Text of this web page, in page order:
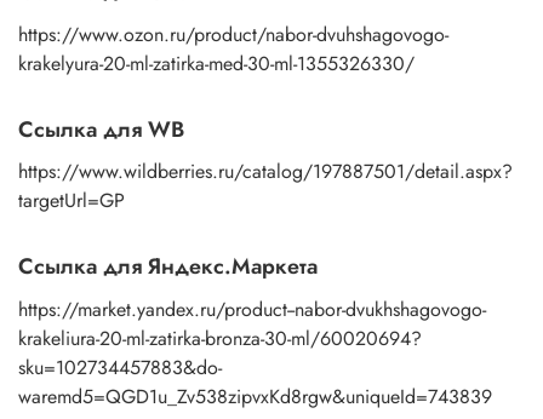
https://www.ozon.ru/product/nabor-dvuhshagovogo-
krakelyura-20-ml-zatirka-med-30-ml-1355326330/
Ссылка для WB
https://www.wildberries.ru/catalog/197887501/detail.aspx?
targetUrl=GP
Ссылка для Яндекс.Маркета
https://market.yandex.ru/product--nabor-dvukhshagovogo-
krakeliura-20-ml-zatirka-bronza-30-ml/60020694?
sku=102734457883&do-
waremd5=QGD1u_Zv538zipvxKd8rgw&uniqueId=743839